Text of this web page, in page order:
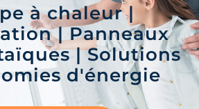
à chaleur |
| Panneaux
| Solutions
d'énergie